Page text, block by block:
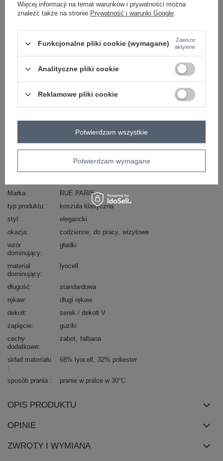
ZALOGUJ SIĘ I ZOBACZ CENĘ
skład materiału : 68% lyocell, 32% poliester
sposób prania : pranie w pralce w 30°C
Marka
RUE PARIS
typ produktu
koszula klasyczna
styl
elegancki
okazja
codzienne do pracy wizytowe
wzór
dominujący
gładki
materiał
dominujący
lyocell
długość
standardowa
rękaw
długi rękaw
dekolt
serek / dekolt V
zapięcie
guziki
cechy
dodatkowe
żabot falbana
skład materiału 68% lyocell 32% poliester
sposób prania pranie w pralce w 30°C
OPIS PRODUKTU
OPINIE
ZWROTY I WYMIANA
Więcej informacji na temat warunków i prywatności można
znaleźć także na stronie Prywatność i warunki Google.
Funkcjonalne pliki cookie (wymagane)
Zawsze
aktywne
Analityczne pliki cookie
Reklamowe pliki cookie
Potwierdzam wymagane
Potwierdzam wszystkie